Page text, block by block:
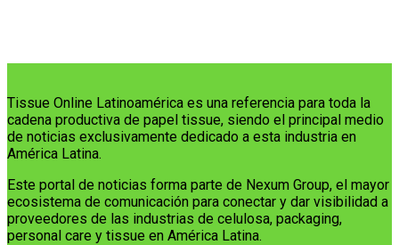
Tissue Online Latinoamérica es una referencia para toda la
cadena productiva de papel tissue, siendo el principal medio
de noticias exclusivamente dedicado a esta industria en
América Latina.
Este portal de noticias forma parte de Nexum Group, el mayor
ecosistema de comunicación para conectar y dar visibilidad a
proveedores de las industrias de celulosa, packaging,
personal care y tissue en América Latina.